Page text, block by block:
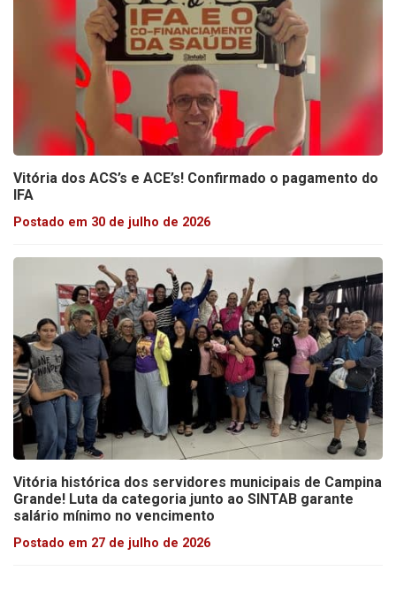
Vitória dos ACS’s e ACE’s! Confirmado o pagamento do
IFA
Postado em 30 de julho de 2026
Vitória histórica dos servidores municipais de Campina
Grande! Luta da categoria junto ao SINTAB garante
salário mínimo no vencimento
Postado em 27 de julho de 2026